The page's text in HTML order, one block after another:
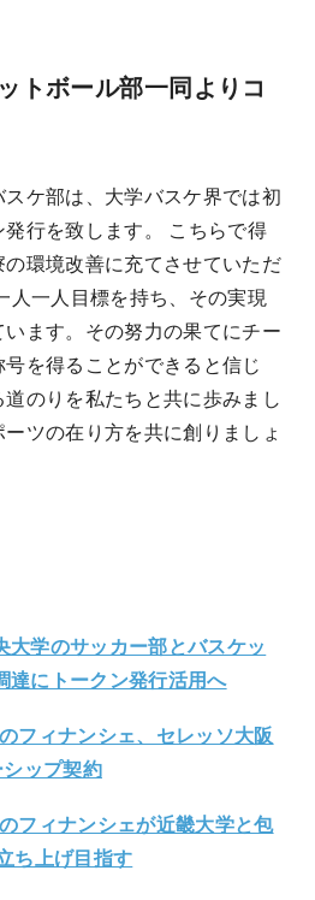
トボール部一同よりコ
ケ部は、大学バスケ界では初
行を致します。 こちらで得
環境改善に充てさせていただ
人一人目標を持ち、その実現
ます。その努力の果てにチー
を得ることができると信じ
のりを私たちと共に歩みまし
ツの在り方を共に創りましょ
大学のサッカー部とバスケッ
達にトークン発行活用へ
フィナンシェ、セレッソ大阪
ップ契約
フィナンシェが近畿大学と包
ち上げ目指す